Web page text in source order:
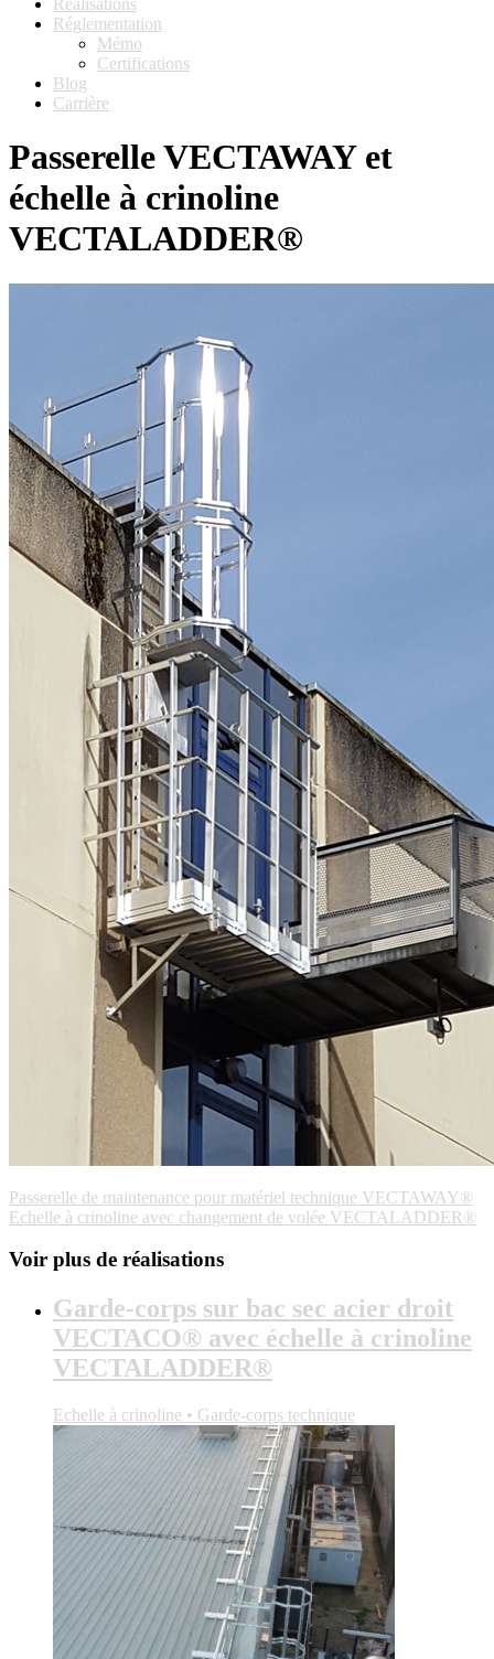
Réglementation
Mémo
Certifications
Blog
Carrière
Passerelle VECTAWAY et
échelle à crinoline
VECTALADDER®
Passerelle de maintenance pour matériel technique VECTAWAY®
Echelle à crinoline avec changement de volée VECTALADDER®
Voir plus de réalisations
Garde-corps sur bac sec acier droit
VECTACO® avec échelle à crinoline
VECTALADDER®
Echelle à crinoline • Garde-corps technique